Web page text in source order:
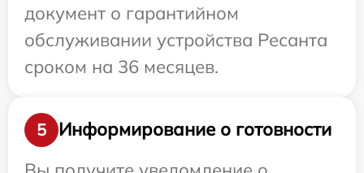
документ о гарантийном
обслуживании устройства Ресанта
сроком на 36 месяцев.
5
Информирование о готовности